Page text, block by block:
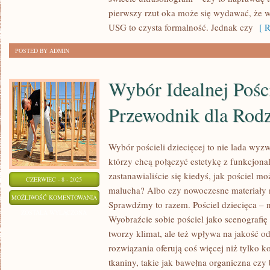
pierwszy rzut oka może się wydawać, że
USG to czysta formalność. Jednak czy [
POSTED BY ADMIN
CZERWIEC - 8 - 2025
MOŻLIWOŚĆ KOMENTOWANIA
IDEALNEJ
POŚCIELI
DZIECIĘCEJ:
Wybór Idealnej
Przewodnik dla
Wybór pościeli dziecięcej to nie lada
którzy chcą połączyć estetykę z
zastanawialiście się kiedyś, jak pościel
malucha? Albo czy nowoczesne
Sprawdźmy to razem. Pościel dziecięca
Wyobraźcie sobie pościel jako
tworzy klimat, ale też wpływa na jakość
rozwiązania oferują coś więcej niż tylko
tkaniny, takie jak bawełna organiczna czy